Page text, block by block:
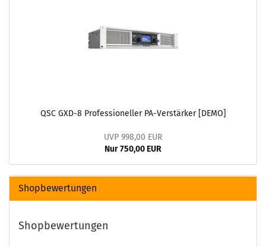
QSC GXD-8 Professioneller PA-Verstärker [DEMO]
UVP 998,00 EUR
Nur 750,00 EUR
Shopbewertungen
Shopbewertungen